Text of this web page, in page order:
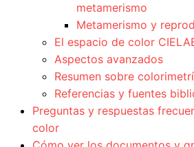
metamerismo
Metamerismo y
El espacio de color
Aspectos avanzados
Resumen sobre
Referencias y fuentes
Preguntas y respuestas
color